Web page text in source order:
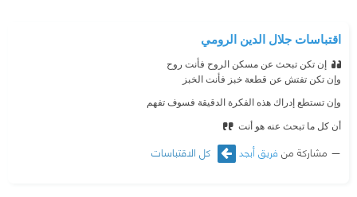
اقتباسات جلال الدين الرومي
إن تكن تبحث عن مسكن الروح فأنت روح
وإن تكن تفتش عن قطعة خبز فأنت الخبز
وإن تستطع إدراك هذه الفكرة الدقيقة فسوف تفهم
أن كل ما تبحث عنه هو أنت
مشاركة من فريق أبجد كل الاقتباسات